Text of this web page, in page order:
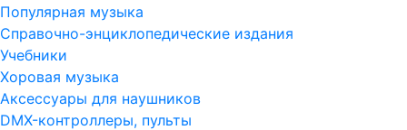
Популярная музыка
Справочно-энциклопедические издания
Учебники
Хоровая музыка
Аксессуары для наушников
DMX-контроллеры, пульты